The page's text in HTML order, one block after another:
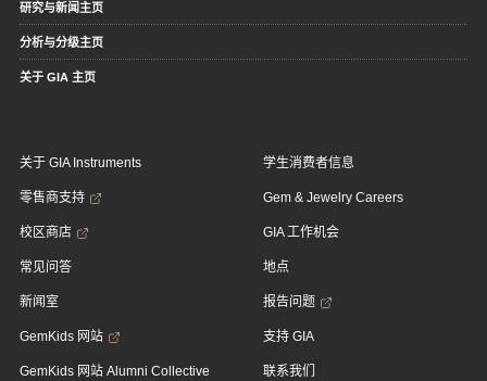
研究与新闻主页
分析与分级主页
关于 GIA 主页
关于 GIA Instruments
零售商支持
校区商店
常见问答
新闻室
GemKids 网站
GemKids 网站 Alumni Collective
学生消费者信息
Gem & Jewelry Careers
GIA 工作机会
地点
报告问题
支持 GIA
联系我们